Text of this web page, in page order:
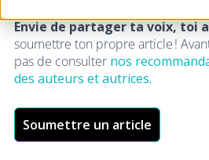
Envie de partager ta voix, toi
soumettre ton propre article !
pas de consulter nos
des auteurs et autrices.
Soumettre un article